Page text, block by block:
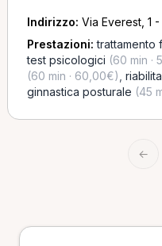
Indirizzo: Via Everest, 1
Prestazioni:trattamento
test psicologici (60 min ·
(60 min · 60,00€)
ginnastica posturale (45
←